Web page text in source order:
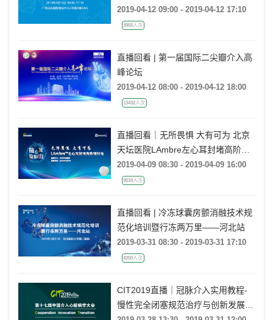
2019-04-12 09:00 - 2019-04-12 17:10
3955人次
直播回看 | 第一届国际二尖瓣介入高
峰论坛
2019-04-12 08:00 - 2019-04-12 18:00
13432人次
直播回看｜无所畏惧 大有可为 北京
天坛医院LAmbre左心耳封堵高阶研
讨会
2019-04-09 08:30 - 2019-04-09 16:00
9534人次
直播回看 | 冷冻球囊房颤消融技术规
范化培训暨行冻两万里——河北站
2019-03-31 08:30 - 2019-03-31 17:10
4250人次
CIT2019直播｜冠脉介入实用教程-
慢性完全闭塞规范治疗与创新发展